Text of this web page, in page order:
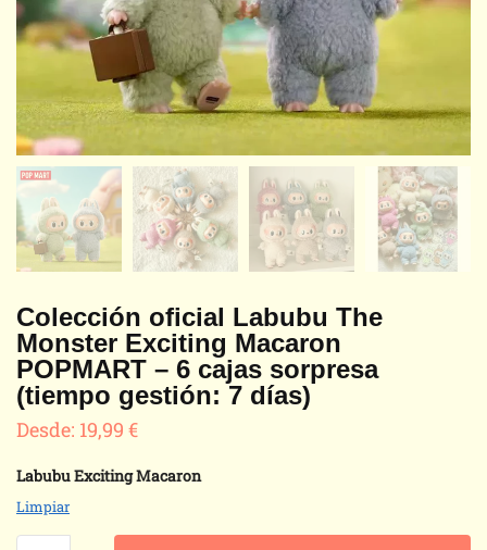
Colección oficial Labubu The
Monster Exciting Macaron
POPMART – 6 cajas sorpresa
(tiempo gestión: 7 días)
Desde: 19,99 €
Labubu Exciting Macaron
Limpiar